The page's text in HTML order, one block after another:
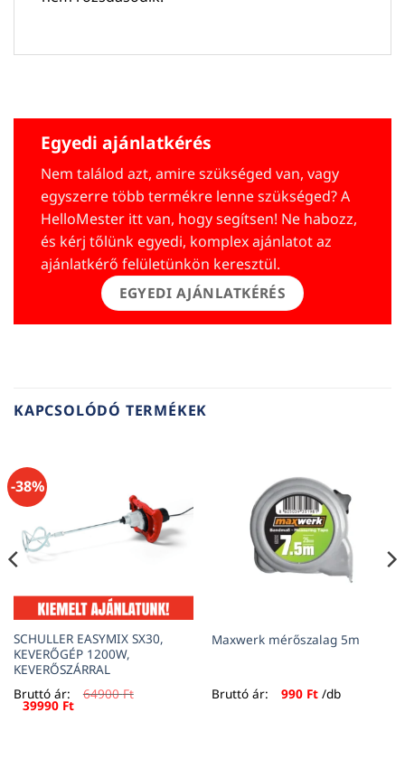
Egyedi ajánlatkérés
Nem találod azt, amire szükséged van, vagy
egyszerre több termékre lenne szükséged? A
HelloMester itt van, hogy segítsen! Ne habozz,
és kérj tőlünk egyedi, komplex ajánlatot az
ajánlatkérő felületünkön keresztül.
EGYEDI AJÁNLATKÉRÉS
KAPCSOLÓDÓ TERMÉKEK
-38%
SCHULLER EASYMIX SX30,
KEVERŐGÉP 1200W,
KEVERŐSZÁRRAL
Bruttó ár:
64900Ft
Original
price
39990 FtCurrent
Maxwerk mérőszalag 5m
Bruttó ár: 990 Ft/db